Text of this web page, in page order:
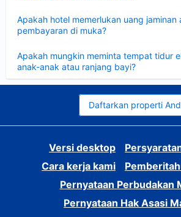
Apakah hotel memerlukan uang jaminan
pembayaran di muka?
Apakah mungkin meminta tempat tidur
anak-anak atau ranjang bayi?
Daftarkan properti
Versi desktop
Cara kerja kami
Pernyataan Perbudakan
Pernyataan Hak Asasi